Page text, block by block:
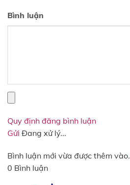
Bình luận
Quy định đăng bình luận
Gửi Đang xử lý...
Bình luận mới vừa được thêm vào.
0 Bình luận